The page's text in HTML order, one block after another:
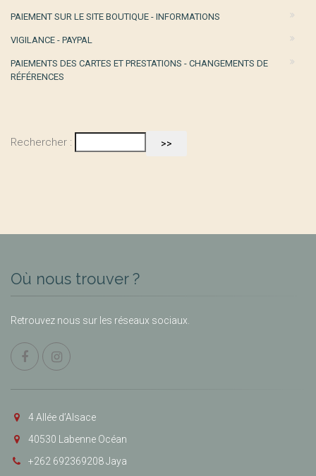
PAIEMENT SUR LE SITE BOUTIQUE - INFORMATIONS
VIGILANCE - PAYPAL
PAIEMENTS DES CARTES ET PRESTATIONS - CHANGEMENTS DE
RÉFÉRENCES
Rechercher :
Où nous trouver ?
Retrouvez nous sur les réseaux sociaux.
4 Allée d’Alsace
40530 Labenne Océan
+262 692369208 Jaya